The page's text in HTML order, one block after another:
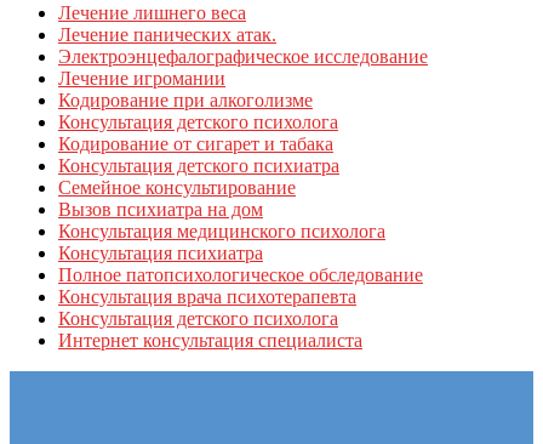
Лечение лишнего веса
Лечение панических атак.
Электроэнцефалографическое исследование
Лечение игромании
Кодирование при алкоголизме
Консультация детского психолога
Кодирование от сигарет и табака
Консультация детского психиатра
Семейное консультирование
Вызов психиатра на дом
Консультация медицинского психолога
Консультация психиатра
Полное патопсихологическое обследование
Консультация врача психотерапевта
Консультация детского психолога
Интернет консультация специалиста